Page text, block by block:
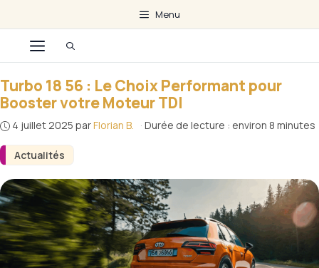
au
contenu
Menu
Menu
Actualités
Turbo 18 56 : Le Choix Performant pour
Booster votre Moteur TDI
4 juillet 2025 parFlorian B. · Durée de lecture : environ 8 minutes